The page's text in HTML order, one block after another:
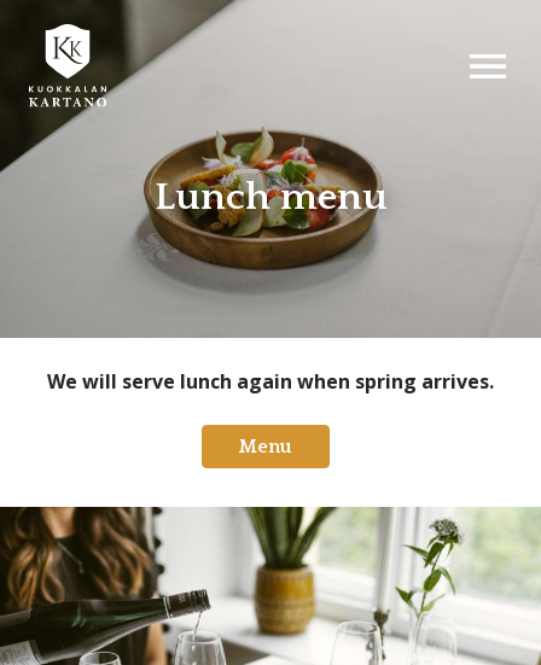
Lunch menu
We will serve lunch again when spring arrives.
Menu